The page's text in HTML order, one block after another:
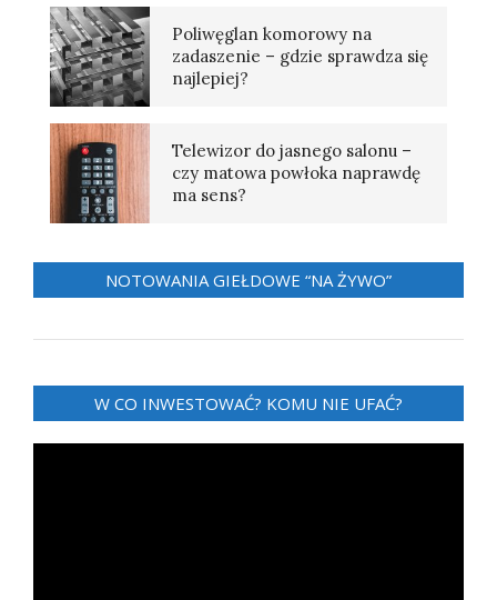
Poliwęglan komorowy na
zadaszenie – gdzie sprawdza się
najlepiej?
Telewizor do jasnego salonu –
czy matowa powłoka naprawdę
ma sens?
NOTOWANIA GIEŁDOWE “NA ŻYWO”
W CO INWESTOWAĆ? KOMU NIE UFAĆ?